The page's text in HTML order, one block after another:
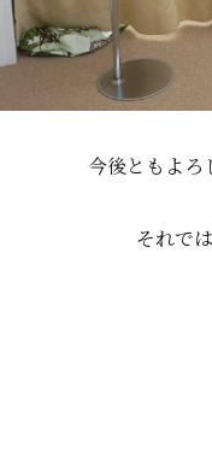
今後ともよろ
それで